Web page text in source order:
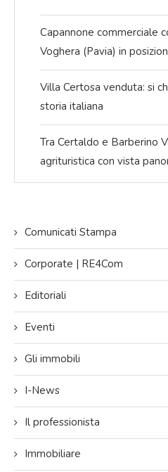
Capannone commerciale
Voghera (Pavia) in
Villa Certosa venduta: si
storia italiana
Tra Certaldo e Barberino
agrituristica con vista
Comunicati Stampa
Corporate | RE4Com
Editoriali
Eventi
Gli immobili
I-News
Il professionista
Immobiliare